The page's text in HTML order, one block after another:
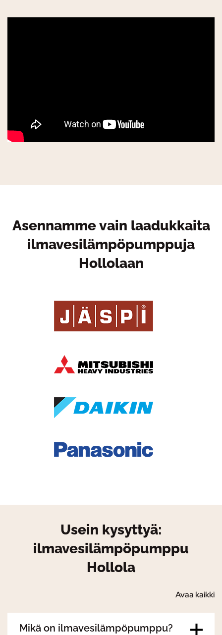
Asennamme vain laadukkaita
ilmavesilämpöpumppuja
Hollolaan
Usein kysyttyä:
ilmavesilämpöpumppu
Hollola
Avaa kaikki
Mikä on ilmavesilämpöpumppu?